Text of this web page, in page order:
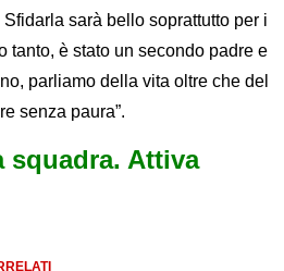
sarà bello soprattutto per i
tanto, è stato un secondo padre e
parliamo della vita oltre che del
senza paura”.
squadra. Attiva